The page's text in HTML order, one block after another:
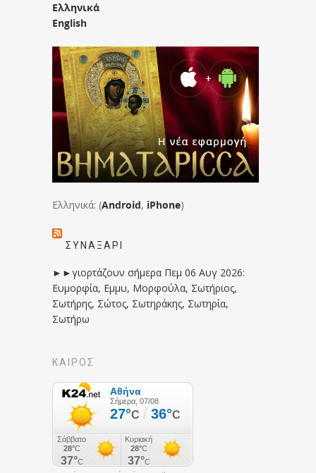
Ελληνικά
English
Ελληνικά: (Android, iPhone)
ΣΥΝΑΞΆΡΙ
►►γιορτάζουν σήμερα Πεμ 06 Αυγ 2026:
Ευμορφία, Εμμυ, Μορφούλα, Σωτήριος,
Σωτήρης, Σώτος, Σωτηράκης, Σωτηρία,
Σωτήρω
ΚΑΙΡΟΣ